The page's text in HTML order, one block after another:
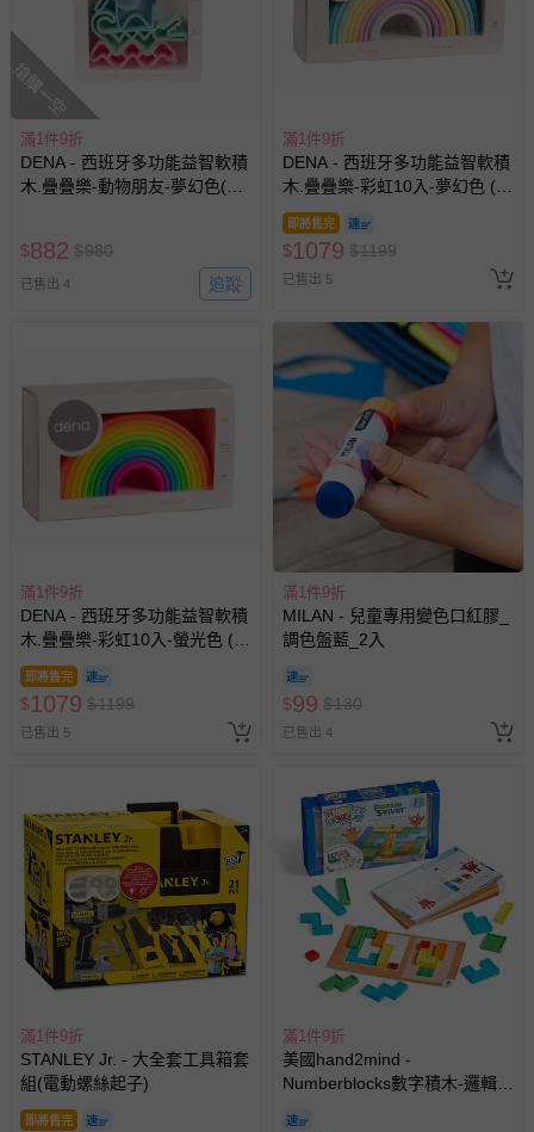
搶購一空
滿1件9折
DENA - 西班牙多功能益智軟積
木.疊疊樂-動物朋友-夢幻色(有
$882 $980
已售出 4 追蹤
滿1件9折
DENA - 西班牙多功能益智軟積
木.疊疊樂-彩虹10入-夢幻色 (有
3色可選)
即將售完
$1079 $1199
已售出 5
滿1件9折
DENA - 西班牙多功能益智軟積
木.疊疊樂-彩虹10入-螢光色 (有
3色可選)
即將售完
$1079 $1199
已售出 5
滿1件9折
MILAN - 兒童專用變色口紅膠_
調色盤藍_2入
$99 $130
已售出 4
滿1件9折
STANLEY Jr. - 大全套工具箱套
組(電動螺絲起子)
即將售完
滿1件9折
美國hand2mind -
Numberblocks數字積木-邏輯拼